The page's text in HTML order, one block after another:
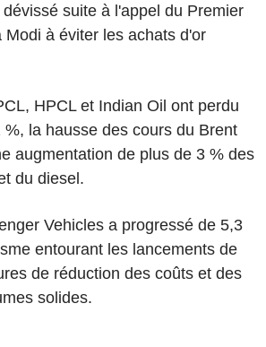
suite à l'appel du Premier
Modi à éviter les achats d'or
HPCL et Indian Oil ont perdu
la hausse des cours du Brent
augmentation de plus de 3 % des
du diesel.
Vehicles a progressé de 5,3
entourant les lancements de
de réduction des coûts et des
solides.